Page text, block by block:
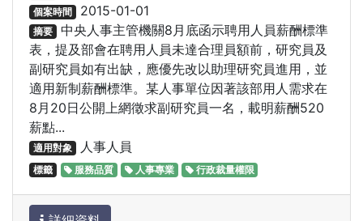
個案時間 2015-01-01
摘要 中央人事主管機關8月底函示聘用人員薪酬標準
表，提及部會在聘用人員未達合理員額前，研究員及
副研究員如有出缺，應優先改以助理研究員進用，並
適用新制薪酬標準。某人事單位因著該部用人需求在
8月20日公開上網徵求副研究員一名，載明薪酬520
薪點...
適用對象 人事人員
標籤 服務品質 人事專業 行政裁量權限